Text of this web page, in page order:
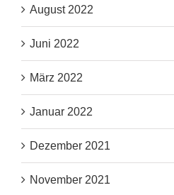
August 2022
Juni 2022
März 2022
Januar 2022
Dezember 2021
November 2021